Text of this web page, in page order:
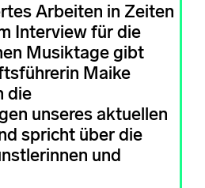
Arbeiten in Zeiten
Interview für die
Musiktage gibt
Maike
die
unseres aktuellen
spricht über die
und